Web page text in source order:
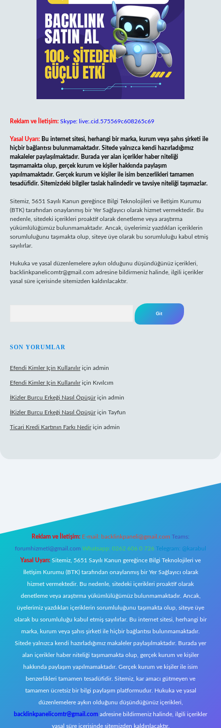
Reklam ve İletişim: Skype: live:.cid.575569c608265c69
Yasal Uyarı: Bu internet sitesi, herhangi bir marka, kurum veya şahıs şirketi ile
hiçbir bağlantısı bulunmamaktadır. Sitede yalnızca kendi hazırladığımız
makaleler paylaşılmaktadır. Burada yer alan içerikler haber niteliği
taşımamakta olup, gerçek kurum ve kişiler hakkında paylaşım
yapılmamaktadır. Gerçek kurum ve kişiler ile isim benzerlikleri tamamen
tesadüfidir. Sitemizdeki bilgiler taslak halindedir ve tavsiye niteliği taşımazlar.
Sitemiz, 5651 Sayılı Kanun gereğince Bilgi Teknolojileri ve İletişim Kurumu
(BTK) tarafından onaylanmış bir Yer Sağlayıcı olarak hizmet vermektedir. Bu
nedenle, sitedeki içerikleri proaktif olarak denetleme veya araştırma
yükümlülüğümüz bulunmamaktadır. Ancak, üyelerimiz yazdıkları içeriklerin
sorumluluğunu taşımakta olup, siteye üye olarak bu sorumluluğu kabul etmiş
sayılırlar.
Hukuka ve yasal düzenlemelere aykırı olduğunu düşündüğünüz içerikleri,
backlinkpanelicomtr@gmail.com adresine bildirmeniz halinde, ilgili içerikler
yasal süre içerisinde sitemizden kaldırılacaktır.
SON YORUMLAR
Efendi Kimler Için Kullanılıriçin admin
Efendi Kimler Için Kullanılıriçin Kıvılcım
İKizler Burcu Erkeği Nasıl Öpüşüriçin admin
İKizler Burcu Erkeği Nasıl Öpüşüriçin Tayfun
Ticari Kredi Kartının Farkı Nediriçin admin
Reklam ve İletişim: E-mail: backlinkpaneli@gmail.com Teams:
forumhizmeti@gmail.com Whatsapp: 0262 606 0 726 Telegram: @karabul
Yasal Uyarı: Sitemiz, 5651 Sayılı Kanun gereğince Bilgi Teknolojileri ve
İletişim Kurumu (BTK) tarafından onaylanmış bir Yer Sağlayıcı olarak
hizmet vermektedir. Bu nedenle, sitedeki içerikleri proaktif olarak
denetleme veya araştırma yükümlülüğümüz bulunmamaktadır. Ancak,
üyelerimiz yazdıkları içeriklerin sorumluluğunu taşımakta olup, siteye üye
olarak bu sorumluluğu kabul etmiş sayılırlar. Bu internet sitesi, herhangi bir
marka, kurum veya şahıs şirketi ile hiçbir bağlantısı bulunmamaktadır.
Sitede yalnızca kendi hazırladığımız makaleler paylaşılmaktadır. Burada yer
alan içerikler haber niteliği taşımamakta olup, gerçek kurum ve kişiler
hakkında paylaşım yapılmamaktadır. Gerçek kurum ve kişiler ile isim
benzerlikleri tamamen tesadüfidir. Sitemiz, kar amacı gütmeyen ve
tamamen ücretsiz bir bilgi paylaşım platformudur. Hukuka ve yasal
düzenlemelere aykırı olduğunu düşündüğünüz içerikleri,
backlinkpanelicomtr@gmail.com adresine bildirmeniz halinde, ilgili içerikler
yasal süre içerisinde sitemizden kaldırılacaktır.